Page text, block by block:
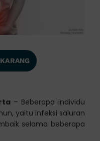
– Beberapa individu
yaitu infeksi saluran
selama beberapa